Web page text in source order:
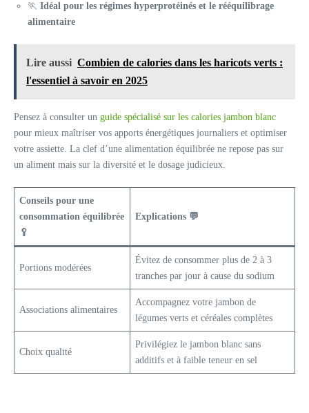
🏃 Idéal pour les régimes hyperprotéinés et le rééquilibrage
alimentaire
Lire aussi Combien de calories dans les haricots verts :
l'essentiel à savoir en 2025
Pensez à consulter un guide spécialisé sur les calories jambon blanc
pour mieux maîtriser vos apports énergétiques journaliers et optimiser
votre assiette. La clef d’une alimentation équilibrée ne repose pas sur
un aliment mais sur la diversité et le dosage judicieux.
Conseils pour une
consommation équilibrée
🥄
Explications 💬
Portions modérées
Évitez de consommer plus de 2 à 3
tranches par jour à cause du sodium
Associations alimentaires
Accompagnez votre jambon de
légumes verts et céréales complètes
Choix qualité
Privilégiez le jambon blanc sans
additifs et à faible teneur en sel